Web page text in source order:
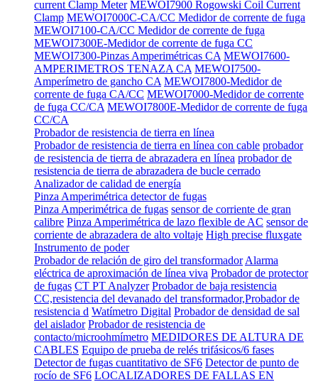
current Clamp Meter MEWOI7900 Rogowski Coil Current
Clamp MEWOI7000C-CA/CC Medidor de corrente de fuga
MEWOI7100-CA/CC Medidor de corrente de fuga
MEWOI7300E-Medidor de corrente de fuga CC
MEWOI7300-Pinzas Amperimétricas CA MEWOI7600-
AMPERIMETROS TENAZA CA MEWOI7500-
Amperímetro de gancho CA MEWOI7800-Medidor de
corrente de fuga CA/CC MEWOI7000-Medidor de corrente
de fuga CC/CA MEWOI7800E-Medidor de corrente de fuga
CC/CA
Probador de resistencia de tierra en línea
Probador de resistencia de tierra en línea con cable probador
de resistencia de tierra de abrazadera en línea probador de
resistencia de tierra de abrazadera de bucle cerrado
Analizador de calidad de energía
Pinza Amperimétrica detector de fugas
Pinza Amperimétrica de fugas sensor de corriente de gran
calibre Pinza Amperimétrica de lazo flexible de AC sensor de
corriente de abrazadera de alto voltaje High precise fluxgate
Instrumento de poder
Probador de relación de giro del transformador Alarma
eléctrica de aproximación de línea viva Probador de protector
de fugas CT PT Analyzer Probador de baja resistencia
CC,resistencia del devanado del transformador,Probador de
resistencia d Watímetro Digital Probador de densidad de sal
del aislador Probador de resistencia de
contacto/microohmímetro MEDIDORES DE ALTURA DE
CABLES Equipo de prueba de relés trifásicos/6 fases
Detector de fugas cuantitativo de SF6 Detector de punto de
rocío de SF6 LOCALIZADORES DE FALLAS EN